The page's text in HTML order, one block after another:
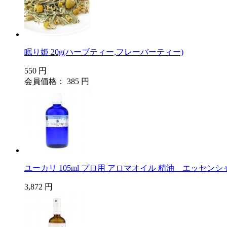
眠り姫 20g(ハーブティー,フレーバーティー)
550 円
会員価格： 385 円
ユーカリ 105ml プロ用 アロマオイル 精油 エッセンシ
3,872 円